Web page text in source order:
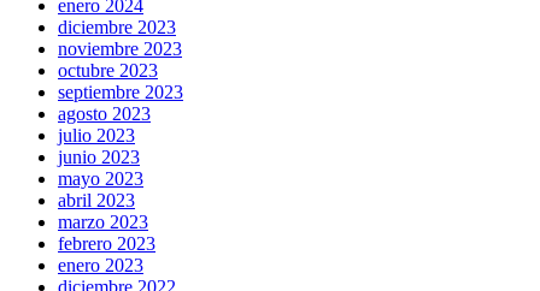
enero 2024
diciembre 2023
noviembre 2023
octubre 2023
septiembre 2023
agosto 2023
julio 2023
junio 2023
mayo 2023
abril 2023
marzo 2023
febrero 2023
enero 2023
diciembre 2022